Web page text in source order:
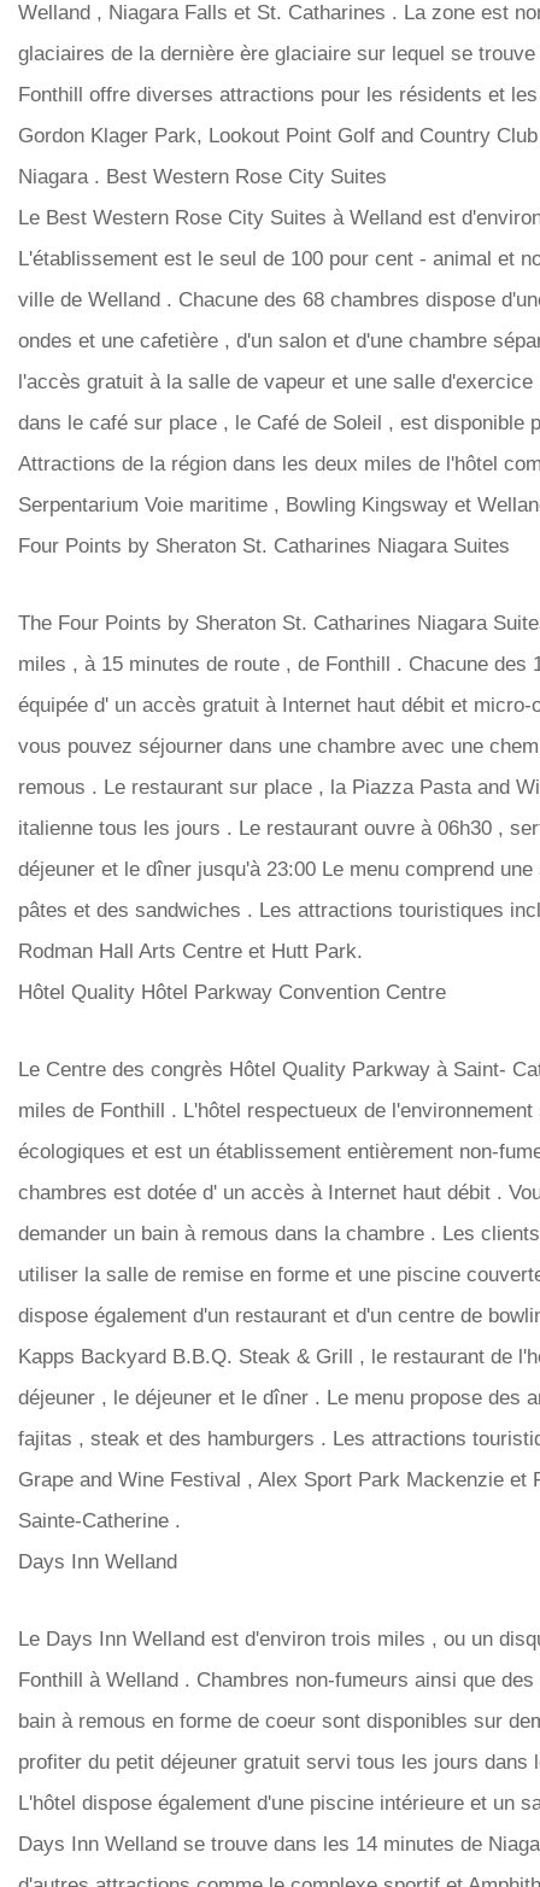
Welland , Niagara Falls et St. Catharines . La zone est
glaciaires de la dernière ère glaciaire sur lequel se
Fonthill offre diverses attractions pour les résidents et
Gordon Klager Park, Lookout Point Golf and Country
Niagara . Best Western Rose City Suites
Le Best Western Rose City Suites à Welland est
L'établissement est le seul de 100 pour cent - animal et
ville de Welland . Chacune des 68 chambres dispose
ondes et une cafetière , d'un salon et d'une chambre
l'accès gratuit à la salle de vapeur et une salle
dans le café sur place , le Café de Soleil , est disponible
Attractions de la région dans les deux miles de l'hôtel
Serpentarium Voie maritime , Bowling Kingsway et
Four Points by Sheraton St. Catharines Niagara Suites
The Four Points by Sheraton St. Catharines Niagara
miles , à 15 minutes de route , de Fonthill . Chacune des
équipée d' un accès gratuit à Internet haut débit et micro-
vous pouvez séjourner dans une chambre avec une
remous . Le restaurant sur ​​place , la Piazza Pasta and
italienne tous les jours . Le restaurant ouvre à 06h30 ,
déjeuner et le dîner jusqu'à 23:00 Le menu comprend
pâtes et des sandwiches . Les attractions touristiques
Rodman Hall Arts Centre et Hutt Park.
Hôtel Quality Hôtel Parkway Convention Centre
Le Centre des congrès Hôtel Quality Parkway à Saint-
miles de Fonthill . L'hôtel respectueux de
écologiques et est un établissement entièrement non-
chambres est dotée d' un accès à Internet haut débit .
demander un bain à remous dans la chambre . Les
utiliser la salle de remise en forme et une piscine
dispose également d'un restaurant et d'un centre de
Kapps Backyard B.B.Q. Steak & Grill , le restaurant de
déjeuner , le déjeuner et le dîner . Le menu propose des
fajitas , steak et des hamburgers . Les attractions
Grape and Wine Festival , Alex Sport Park Mackenzie et
Sainte-Catherine .
Days Inn Welland
Le Days Inn Welland est d'environ trois miles , ou un
Fonthill à Welland . Chambres non-fumeurs ainsi que
bain à remous en forme de coeur sont disponibles sur
profiter du petit déjeuner gratuit servi tous les jours dans
L'hôtel dispose également d'une piscine intérieure et un
Days Inn Welland se trouve dans les 14 minutes de